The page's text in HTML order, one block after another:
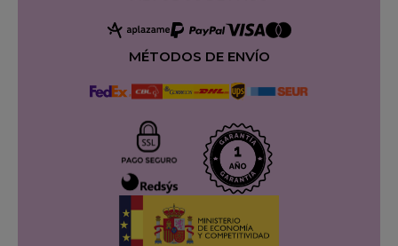
MÉTODOS DE ENVÍO